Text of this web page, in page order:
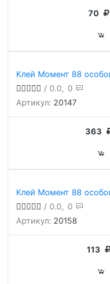
70
Клей Момент 88
/ 0.0, 0
Артикул: 20147
363
Клей Момент 88
/ 0.0, 0
Артикул: 20158
113